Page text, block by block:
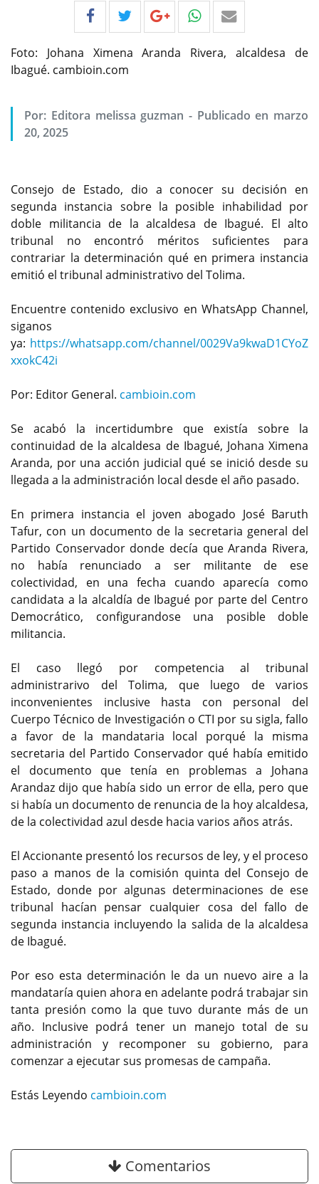
Foto: Johana Ximena Aranda Rivera, alcaldesa de
Ibagué. cambioin.com
Por: Editora melissa guzman - Publicado en marzo
20, 2025
Consejo de Estado, dio a conocer su decisión en
segunda instancia sobre la posible inhabilidad por
doble militancia de la alcaldesa de Ibagué. El alto
tribunal no encontró méritos suficientes para
contrariar la determinación qué en primera instancia
emitió el tribunal administrativo del Tolima.
Encuentre contenido exclusivo en WhatsApp Channel,
siganos
ya: https://whatsapp.com/channel/0029Va9kwaD1CYoZ
xxokC42i
Por: Editor General. cambioin.com
Se acabó la incertidumbre que existía sobre la
continuidad de la alcaldesa de Ibagué, Johana Ximena
Aranda, por una acción judicial qué se inició desde su
llegada a la administración local desde el año pasado.
En primera instancia el joven abogado José Baruth
Tafur, con un documento de la secretaria general del
Partido Conservador donde decía que Aranda Rivera,
no había renunciado a ser militante de ese
colectividad, en una fecha cuando aparecía como
candidata a la alcaldía de Ibagué por parte del Centro
Democrático, configurandose una posible doble
militancia.
El caso llegó por competencia al tribunal
administrarivo del Tolima, que luego de varios
inconvenientes inclusive hasta con personal del
Cuerpo Técnico de Investigación o CTI por su sigla, fallo
a favor de la mandataria local porqué la misma
secretaria del Partido Conservador qué había emitido
el documento que tenía en problemas a Johana
Arandaz dijo que había sido un error de ella, pero que
si había un documento de renuncia de la hoy alcaldesa,
de la colectividad azul desde hacia varios años atrás.
El Accionante presentó los recursos de ley, y el proceso
paso a manos de la comisión quinta del Consejo de
Estado, donde por algunas determinaciones de ese
tribunal hacían pensar cualquier cosa del fallo de
segunda instancia incluyendo la salida de la alcaldesa
de Ibagué.
Por eso esta determinación le da un nuevo aire a la
mandataría quien ahora en adelante podrá trabajar sin
tanta presión como la que tuvo durante más de un
año. Inclusive podrá tener un manejo total de su
administración y recomponer su gobierno, para
comenzar a ejecutar sus promesas de campaña.
Estás Leyendo cambioin.com
Comentarios